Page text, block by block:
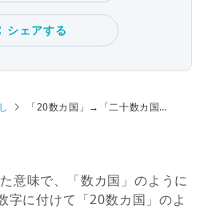
シェアする
「20数カ国」→「二十数カ国」 曖昧な数は漢数字で
意味で、「数カ国」のように
字に付けて「20数カ国」のよ